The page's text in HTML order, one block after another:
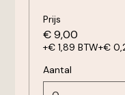
Prijs
€ 9,00
+€ 1,89 BTW+€
Aantal